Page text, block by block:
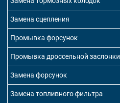
Замена сцепления
Промывка форсунок
Промывка дроссельной заслонки
Замена форсунок
Замена топливного фильтра